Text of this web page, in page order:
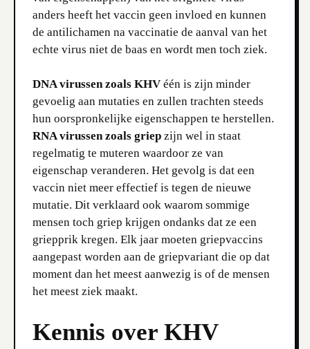
anders heeft het vaccin geen invloed en kunnen
de antilichamen na vaccinatie de aanval van het
echte virus niet de baas en wordt men toch ziek.
DNA virussen zoals KHV één is zijn minder
gevoelig aan mutaties en zullen trachten steeds
hun oorspronkelijke eigenschappen te herstellen.
RNA virussen zoals griep zijn wel in staat
regelmatig te muteren waardoor ze van
eigenschap veranderen. Het gevolg is dat een
vaccin niet meer effectief is tegen de nieuwe
mutatie. Dit verklaard ook waarom sommige
mensen toch griep krijgen ondanks dat ze een
griepprik kregen. Elk jaar moeten griepvaccins
aangepast worden aan de griepvariant die op dat
moment dan het meest aanwezig is of de mensen
het meest ziek maakt.
Kennis over KHV